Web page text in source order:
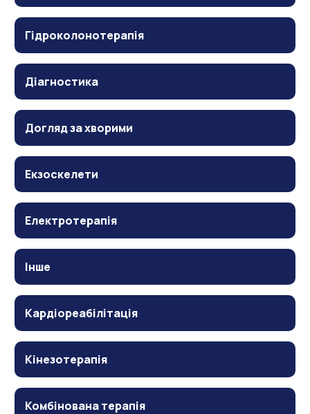
Гідроколонотерапія
Діагностика
Догляд за хворими
Екзоскелети
Електротерапія
Інше
Кардіореабілітація
Кінезотерапія
Комбінована терапія